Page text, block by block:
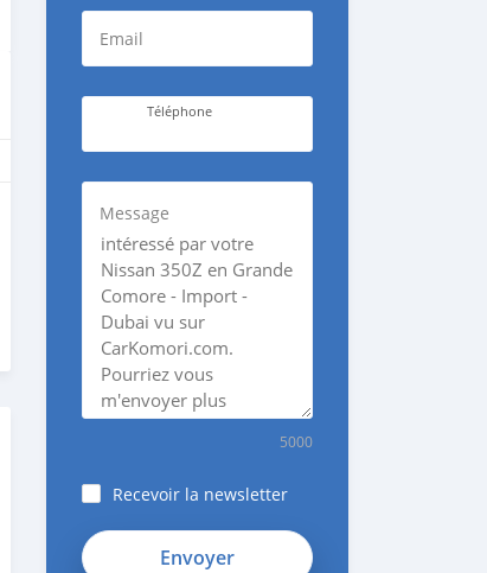
Email
Téléphone
Message
5000
Recevoir la newsletter